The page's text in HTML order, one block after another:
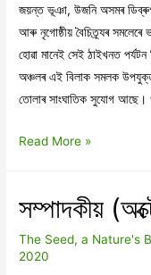
জয়ন্ত ভূঞা, উজনি অসমৰ
আৰু নৃগোষ্ঠীয় বৈচিত্ৰ্যৰ
হোৱা মানেই সেই ঠাইখনত
অঞ্চলৰ এই বিলাক সমলক উপযুক্ত
তোলাৰ সাংঘাতিক সুযোগ
জয়পুৰত
সম্ভাৱনা
Read More »
সম্পাদকীয়
The Seed, a Nature's
2020